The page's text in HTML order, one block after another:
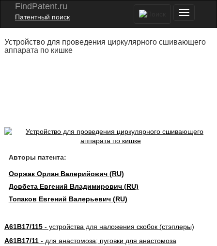
FindPatent.ru
Патентный поиск
Устройство для проведения циркулярного сшивающего
аппарата по кишке
Авторы патента:
Ооржак Орлан Валерийович (RU)
Довбета Евгений Владимирович (RU)
Топаков Евгений Валерьевич (RU)
A61B17/115- устройства для наложения скобок (стэплеры)
A61B17/11- для анастомоза; пуговки для анастомоза